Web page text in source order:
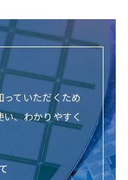
ていただくため
、わかりやすく